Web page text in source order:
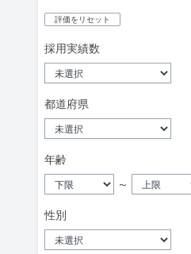
評価をリセット
採用実績数
都道府県
年齢
～
性別